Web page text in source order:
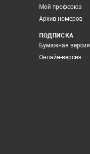
Мой профсоюз
Архив номеров
ПОДПИСКА
Бумажная версия
Онлайн-версия